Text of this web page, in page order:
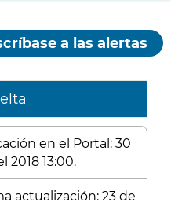
a las alertas
en el Portal: 30
2018 13:00.
actualización: 23 de